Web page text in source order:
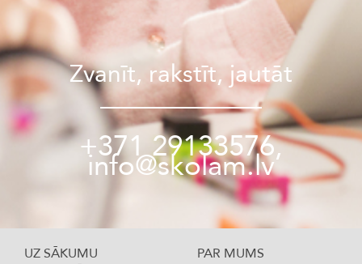
Zvanīt, rakstīt, jautāt
+371 29133576,
info@skolam.lv
UZ SĀKUMU
PAR MUMS